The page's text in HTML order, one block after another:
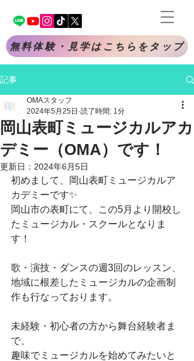
無料体験・見学はこちらをタップ
記事
岡山表町ミュージカルアカ
デミー（OMA）です！
OMAスタッフ
2024年5月25日 読了時間: 1分
更新日： 2024年6月5日
初めまして、岡山表町ミュージカルア
カデミーです✨
岡山市の表町にて、この5月より開校し
たミュージカル・スクールとなりま
す！
歌・演技・ダンスの週3回のレッスン、
地域に根差したミュージカルの企画制
作も行なっております。
未経験・初心者の方から舞台経験者ま
で、
趣味でミュージカルを始めてみたいと